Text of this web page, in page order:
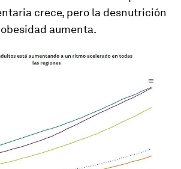
crece, pero la desnutrición
aumenta.